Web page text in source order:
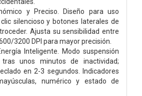
y Preciso. Diseño para uso
silencioso y botones laterales de
Ajusta su sensibilidad entre
3200 DPI para mayor precisión.
Inteligente. Modo suspensión
tras unos minutos de inactividad;
en 2-3 segundos. Indicadores
numérico y estado de